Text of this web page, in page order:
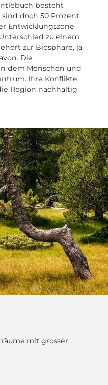
besteht
doch 50 Prozent
Entwicklungszone
zu einem
zur Biosphäre, ja
Die
dem Menschen und
Ihre Konflikte
Region nachhaltig
mit grosser